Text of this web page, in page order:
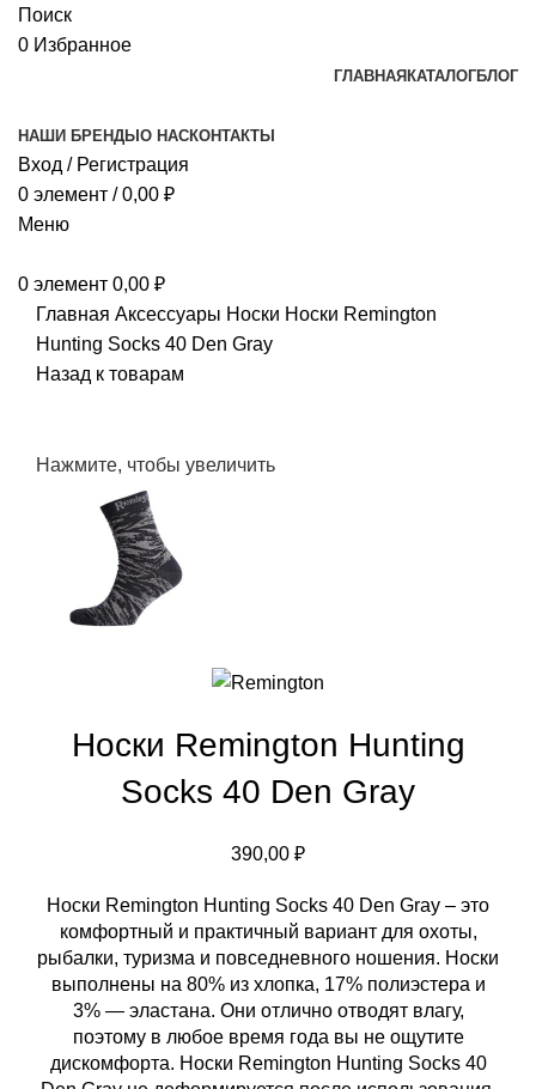
Поиск
0 Избранное
ГЛАВНАЯ КАТАЛОГБЛОГ
НАШИ БРЕНДЫ О НАСКОНТАКТЫ
Вход / Регистрация
0 элемент / 0,00 ₽
Меню
0 элемент 0,00 ₽
Главная Аксессуары Носки Носки Remington
Hunting Socks 40 Den Gray
Назад к товарам
Нажмите, чтобы увеличить
Носки Remington Hunting
Socks 40 Den Gray
390,00 ₽
Носки Remington Hunting Socks 40 Den Gray – это
комфортный и практичный вариант для охоты,
рыбалки, туризма и повседневного ношения. Носки
выполнены на 80% из хлопка, 17% полиэстера и
3% — эластана. Они отлично отводят влагу,
поэтому в любое время года вы не ощутите
дискомфорта. Носки Remington Hunting Socks 40